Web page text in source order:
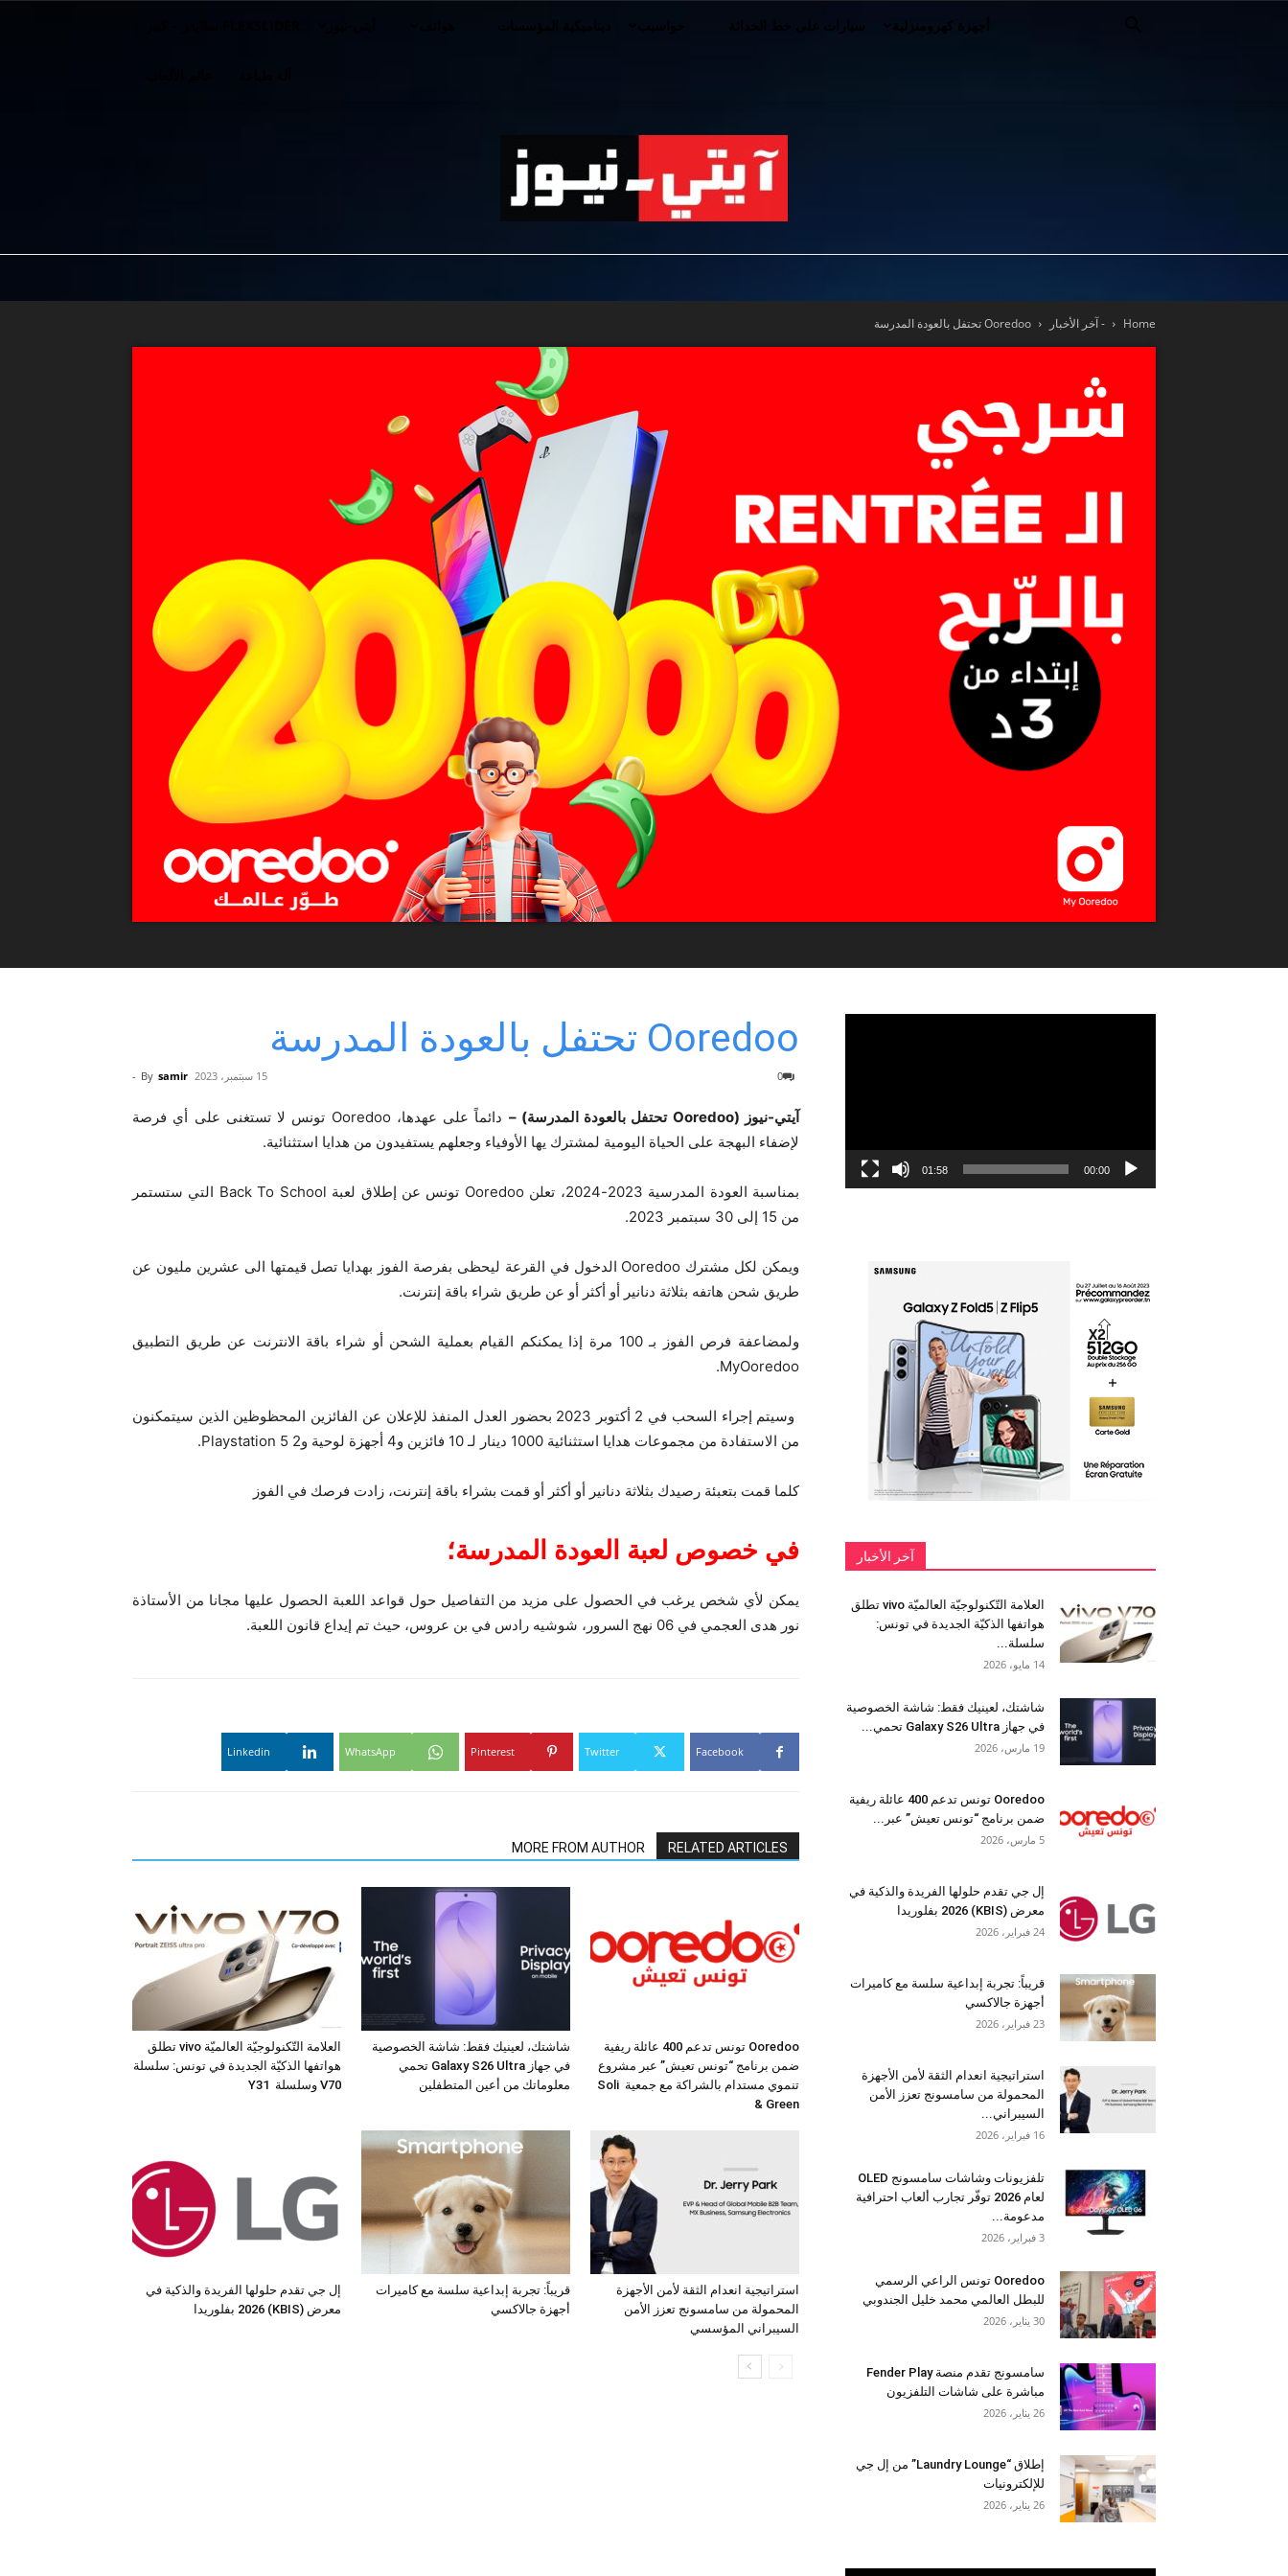
سيارات على خط الحداثة أجهزة كهرومنزلية
News
(arabic)
Home - آخر الأخبار Ooredoo تحتفل بالعودة المدرسة
Ooredoo تحتفل بالعودة المدرسة
By samir
- 15 سبتمبر، 2023 0
آيتي-نيوز (Ooredoo تحتفل بالعودة المدرسة) –
دائماً على عهدها، Ooredoo تونس لا تستغنى على أي فرصة
لإضفاء البهجة على الحياة اليومية لمشترك يها الأوفياء وجعلهم يستفيدون من هدايا استثنائية.
بمناسبة العودة المدرسية 2023-2024، تعلن Ooredoo تونس عن إطلاق لعبة Back To School التي ستستمر
من 15 إلى 30 سبتمبر 2023.
ويمكن لكل مشترك Ooredoo الدخول في القرعة ليحظى بفرصة الفوز بهدايا تصل قيمتها الى عشرين مليون عن
طريق شحن هاتفه بثلاثة دنانير أو أكثر أو عن طريق شراء باقة إنترنت.
ولمضاعفة فرص الفوز بـ 100 مرة إذا يمكنكم القيام بعملية الشحن أو شراء باقة الانترنت عن طريق التطبيق
MyOoredoo.
وسيتم إجراء السحب في 2 أكتوبر 2023 بحضور العدل المنفذ للإعلان عن الفائزين المحظوظين الذين سيتمكنون
من الاستفادة من مجموعات هدايا استثنائية 1000 دينار لـ 10 فائزين و4 أجهزة لوحية و2 Playstation 5.
كلما قمت بتعبئة رصيدك بثلاثة دنانير أو أكثر أو قمت بشراء باقة إنترنت، زادت فرصك في الفوز
في خصوص لعبة العودة المدرسة؛
يمكن لأي شخص يرغب في الحصول على مزيد من التفاصيل حول قواعد اللعبة الحصول عليها مجانا من الأستاذة
نور هدى العجمي في 06 نهج السرور، شوشيه رادس في بن عروس، حيث تم إيداع قانون اللعبة.
Facebook
Twitter
Pinterest
WhatsApp
Linkedin
RELATED ARTICLES
MORE FROM AUTHOR
العلامة التّكنولوجيّة العالميّة vivo تطلق
هواتفها الذكيّة الجديدة في تونس: سلسلة
V70 وسلسلة Y31
شاشتك، لعينيك فقط: شاشة الخصوصية
في جهاز Galaxy S26 Ultra تحمي
معلوماتك من أعين المتطفلين
Ooredoo تونس تدعم 400 عائلة ريفية
ضمن برنامج “تونس تعيش” عبر مشروع
تنموي مستدام بالشراكة مع جمعية Soli
& Green
إل جي تقدم حلولها الفريدة والذكية في
معرض (KBIS) 2026 بفلوريدا
قريباً: تجربة إبداعية سلسة مع كاميرات
أجهزة جالاكسي
استراتيجية انعدام الثقة لأمن الأجهزة
المحمولة من سامسونج تعزز الأمن
السيبراني المؤسسي
00:00
01:58
آخر الأخبار
العلامة التّكنولوجيّة العالميّة vivo تطلق
هواتفها الذكيّة الجديدة في تونس:
سلسلة...
14 مايو، 2026
شاشتك، لعينيك فقط: شاشة الخصوصية
في جهاز Galaxy S26 Ultra تحمي...
19 مارس، 2026
Ooredoo تونس تدعم 400 عائلة ريفية
ضمن برنامج “تونس تعيش” عبر...
5 مارس، 2026
إل جي تقدم حلولها الفريدة والذكية في
معرض (KBIS) 2026 بفلوريدا
24 فبراير، 2026
قريباً: تجربة إبداعية سلسة مع كاميرات
أجهزة جالاكسي
23 فبراير، 2026
استراتيجية انعدام الثقة لأمن الأجهزة
المحمولة من سامسونج تعزز الأمن
السيبراني...
16 فبراير، 2026
تلفزيونات وشاشات سامسونج OLED
لعام 2026 توفّر تجارب ألعاب احترافية
مدعومة...
3 فبراير، 2026
Ooredoo تونس الراعي الرسمي
للبطل العالمي محمد خليل الجندوبي
30 يناير، 2026
سامسونج تقدم منصة Fender Play
مباشرة على شاشات التلفزيون
26 يناير، 2026
إطلاق “Laundry Lounge” من إل جي
للإلكترونيات
26 يناير، 2026